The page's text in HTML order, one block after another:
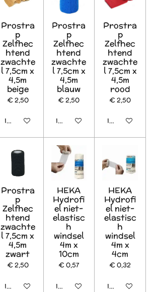
Prostra
p
Zelfhec
htend
zwachte
l 7,5cm x
4,5m
beige
€ 2,50
In winkelwagen
Prostra
p
Zelfhec
htend
zwachte
l 7,5cm x
4,5m
blauw
€ 2,50
In winkelwagen
Prostra
p
Zelfhec
htend
zwachte
l 7,5cm x
4,5m
rood
€ 2,50
In winkelwagen
Prostra
p
Zelfhec
htend
zwachte
l 7,5cm x
4,5m
zwart
€ 2,50
In winkelwagen
HEKA
Hydrofi
el niet-
elastisc
h
windsel
4m x
10cm
€ 0,57
In winkelwagen
HEKA
Hydrofi
el niet-
elastisc
h
windsel
4m x
4cm
€ 0,32
In winkelwagen